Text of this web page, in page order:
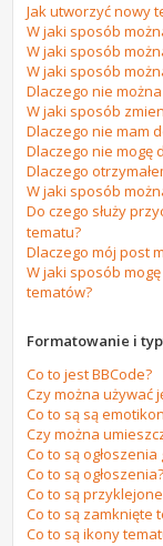
Jak utworzyć nowy
W jaki sposób
W jaki sposób
W jaki sposób
Dlaczego nie
W jaki sposób
Dlaczego nie mam
Dlaczego nie mogę
Dlaczego
W jaki sposób
Do czego służy
tematu?
Dlaczego mój post
W jaki sposób
tematów?
Formatowanie i
Co to jest BBCode?
Czy można używać
Co to są są
Czy można
Co to są
Co to są ogłoszenia?
Co to są
Co to są zamknięte
Co to są ikony